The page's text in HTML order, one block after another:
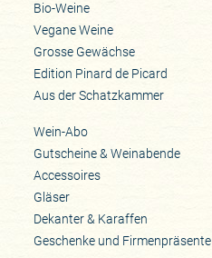
Bio-Weine
Vegane Weine
Grosse Gewächse
Edition Pinard de Picard
Aus der Schatzkammer
Wein-Abo
Gutscheine & Weinabende
Accessoires
Gläser
Dekanter & Karaffen
Geschenke und Firmenpräsente